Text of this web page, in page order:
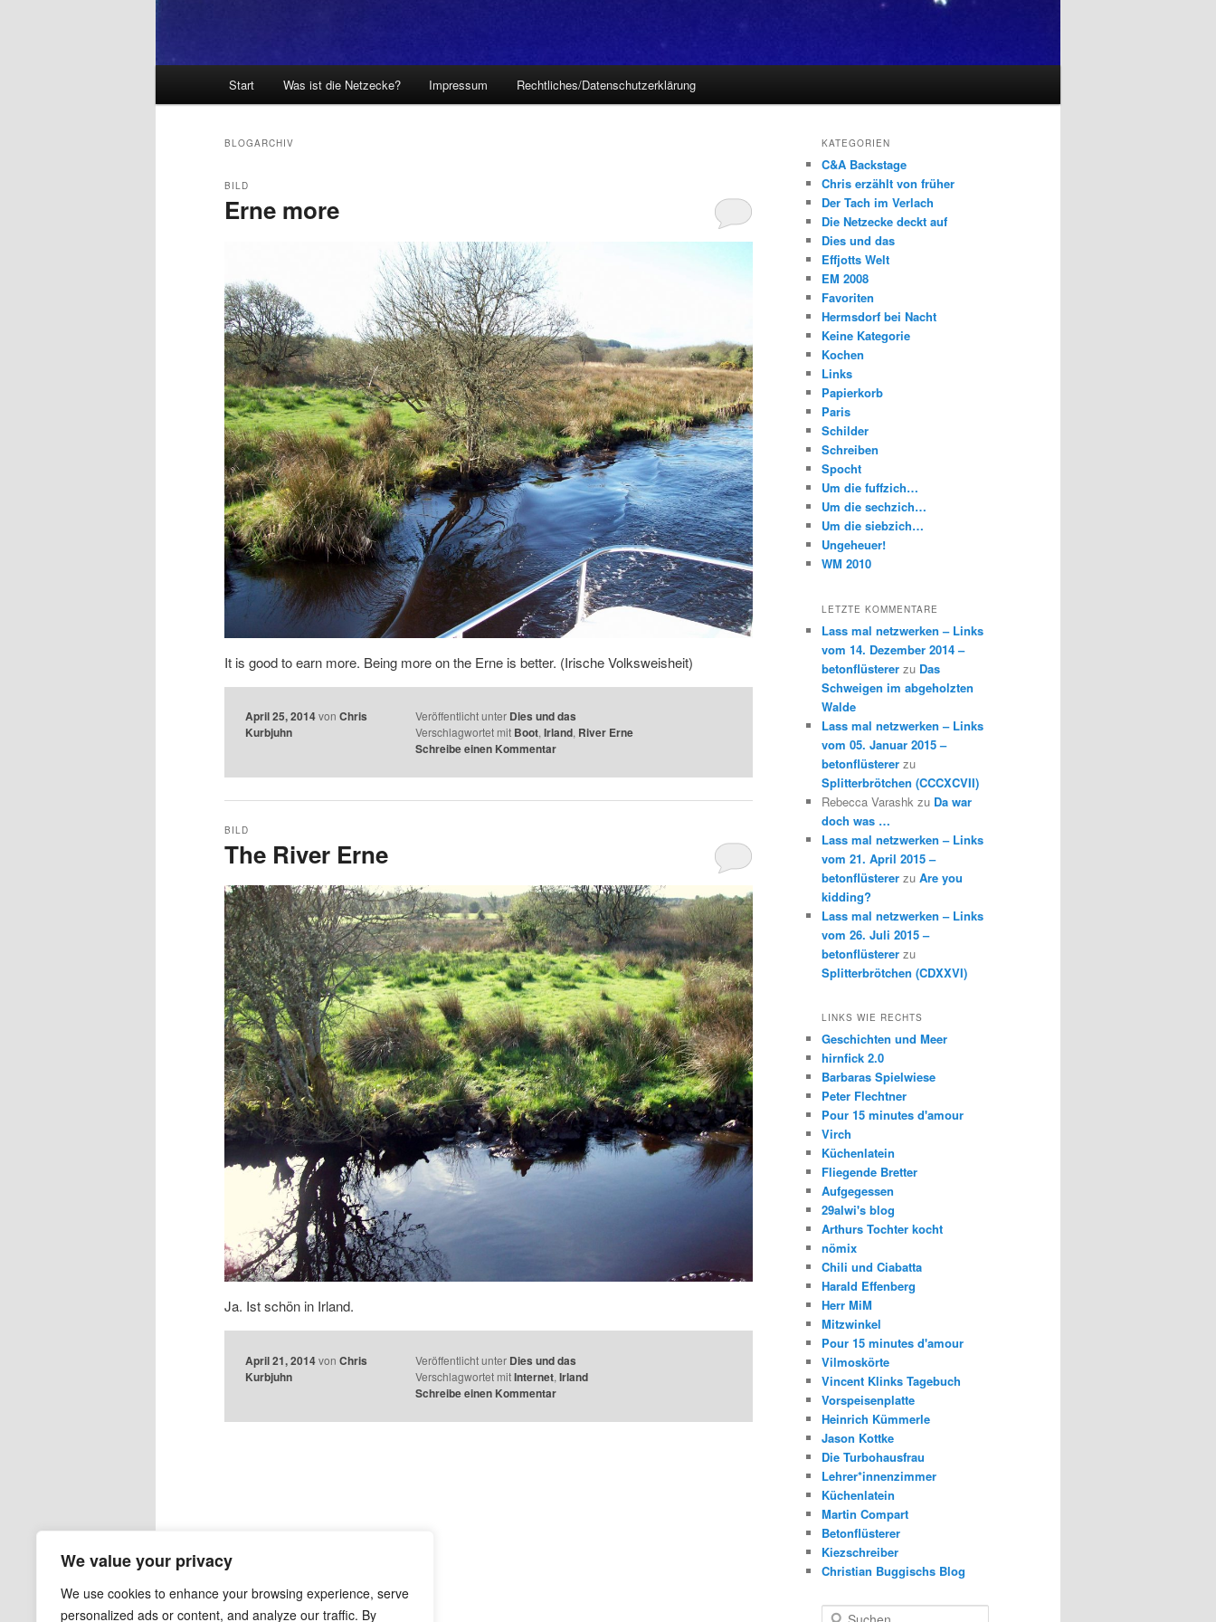
We value your privacy
We use cookies to enhance your browsing experience, serve
personalized ads or content, and analyze our traffic. By
Start Was ist die Netzecke? Impressum Rechtliches/Datenschutzerklärung
BLOGARCHIV
Erne more
BILD
It is good to earn more. Being more on the Erne is better. (Irische Volksweisheit)
April 25, 2014vonChris
Kurbjuhn
Veröffentlicht unter Dies und das
Verschlagwortet mit Boot,Irland, River Erne
Schreibe einen Kommentar
The River Erne
BILD
Ja. Ist schön in Irland.
April 21, 2014vonChris
Kurbjuhn
Veröffentlicht unter Dies und das
Verschlagwortet mit Internet,Irland
Schreibe einen Kommentar
KATEGORIEN
C&A Backstage
Chris erzählt von früher
Der Tach im Verlach
Die Netzecke deckt auf
Dies und das
Effjotts Welt
EM 2008
Favoriten
Hermsdorf bei Nacht
Keine Kategorie
Kochen
Links
Papierkorb
Paris
Schilder
Schreiben
Spocht
Um die fuffzich…
Um die sechzich…
Um die siebzich…
Ungeheuer!
WM 2010
LETZTE KOMMENTARE
Lass mal netzwerken – Links
vom 14. Dezember 2014 –
betonflüsterer zu Das
Schweigen im abgeholzten
Walde
Lass mal netzwerken – Links
vom 05. Januar 2015 –
betonflüsterer zu
Splitterbrötchen (CCCXCVII)
Rebecca Varashk zu Da war
doch was …
Lass mal netzwerken – Links
vom 21. April 2015 –
betonflüsterer zu Are you
kidding?
Lass mal netzwerken – Links
vom 26. Juli 2015 –
betonflüsterer zu
Splitterbrötchen (CDXXVI)
LINKS WIE RECHTS
Geschichten und Meer
hirnfick 2.0
Barbaras Spielwiese
Peter Flechtner
Pour 15 minutes d'amour
Virch
Küchenlatein
Fliegende Bretter
Aufgegessen
29alwi's blog
Arthurs Tochter kocht
nömix
Chili und Ciabatta
Harald Effenberg
Herr MiM
Mitzwinkel
Pour 15 minutes d'amour
Vilmoskörte
Vincent Klinks Tagebuch
Vorspeisenplatte
Heinrich Kümmerle
Jason Kottke
Die Turbohausfrau
Lehrer*innenzimmer
Küchenlatein
Martin Compart
Betonflüsterer
Kiezschreiber
Christian Buggischs Blog